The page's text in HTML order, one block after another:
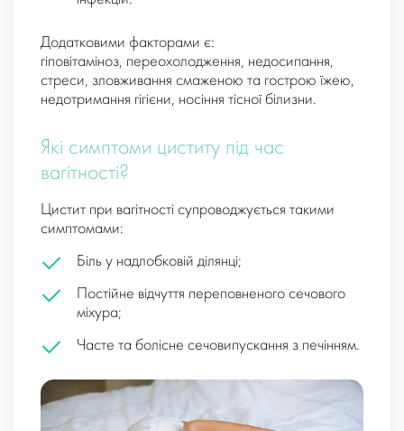
Додатковими факторами є:
гіповітаміноз, переохолодження, недосипання,
стреси, зловживання смаженою та гострою їжею,
недотримання гігієни, носіння тісної білизни.
Які симптоми циститу під час
вагітності?
Цистит при вагітності супроводжується такими
симптомами:
Біль у надлобковій ділянці;
Постійне відчуття переповненого сечового
міхура;
Часте та болісне сечовипускання з печінням.